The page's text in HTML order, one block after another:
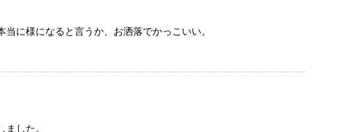
に様になると言うか、お洒落でかっこいい。
した。